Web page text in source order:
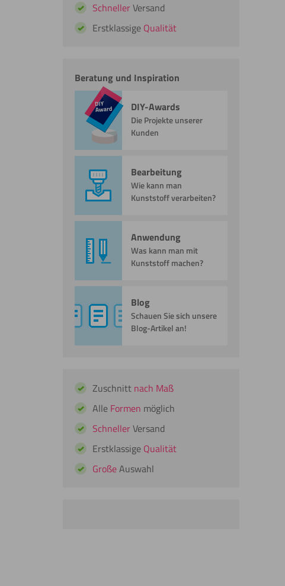
SchnellerVersand
Erstklassige Qualität
Beratung und Inspiration
DIY-Awards
Die Projekte unserer
Kunden
Bearbeitung
Wie kann man
Kunststoff verarbeiten?
Anwendung
Was kann man mit
Kunststoff machen?
Blog
Schauen Sie sich unsere
Blog-Artikel an!
Zuschnitt nach Maß
Alle Formen möglich
SchnellerVersand
Erstklassige Qualität
GroßeAuswahl